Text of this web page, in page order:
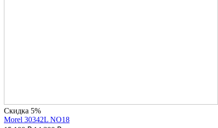
Скидка 5%
Morel 30342L NO18